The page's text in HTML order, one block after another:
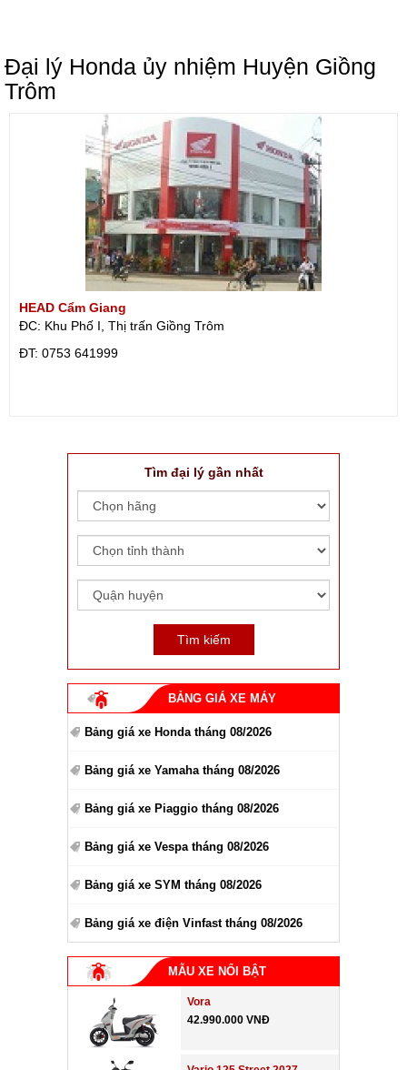
Đại lý Honda ủy nhiệm Huyện Giồng
Trôm
HEAD Cẩm Giang
ĐC: Khu Phố I, Thị trấn Giồng Trôm
ÐT: 0753 641999
Tìm đại lý gần nhất
BẢNG GIÁ XE MÁY
Bảng giá xe Honda tháng 08/2026
Bảng giá xe Yamaha tháng 08/2026
Bảng giá xe Piaggio tháng 08/2026
Bảng giá xe Vespa tháng 08/2026
Bảng giá xe SYM tháng 08/2026
Bảng giá xe điện Vinfast tháng 08/2026
MẪU XE NỔI BẬT
Vora
42.990.000 VNĐ